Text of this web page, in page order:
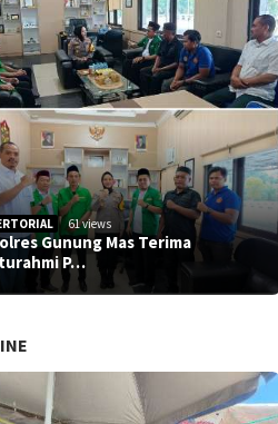
61 views
Gunung Mas Terima
P…